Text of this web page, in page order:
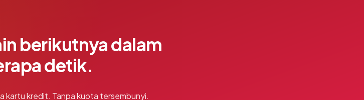
berikutnya dalam
detik.
kartu kredit. Tanpa kuota tersembunyi.